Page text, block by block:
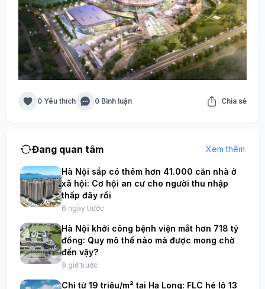
0 Yêu thích 0 Bình luận Chia sẻ
Đang quan tâm Xem thêm
Hà Nội sắp có thêm hơn 41.000 căn nhà ở
xã hội: Cơ hội an cư cho người thu nhập
thấp đây rồi
6 ngày trước
Hà Nội khởi công bệnh viện mắt hơn 718 tỷ
đồng: Quy mô thế nào mà được mong chờ
đến vậy?
9 giờ trước
Chỉ từ 19 triệu/m² tại Hạ Long: FLC hé lộ 13